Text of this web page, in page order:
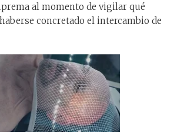
al momento de vigilar qué
concretado el intercambio de